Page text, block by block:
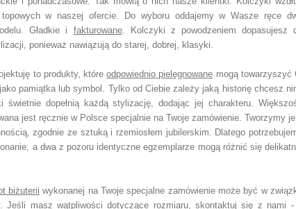
w naszej ofercie. Do wyboru oddajemy w Wasze ręce
Gładkie i fakturowane. Kolczyki z powodzeniem dopasujesz
ponieważ nawiązują do starej, dobrej, klasyki.
to produkty, któreodpowiednio pielęgnowane mogą towarzyszyć
pamiątka lub symbol. Tylko od Ciebie zależy jaką historię chcesz
świetnie dopełnią każdą stylizację, dodając jej charakteru.
jest ręcznie w Polsce specjalnie na Twoje zamówienie. Tworzymy
zgodnie ze sztuką i rzemiosłem jubilerskim. Dlatego
a dwa z pozoru identyczne egzemplarze mogą różnić się
biżuterii wykonanej na Twoje specjalne zamówienie może być w
Jeśli masz wątpliwości dotyczące rozmiaru,skontaktuj się z nami